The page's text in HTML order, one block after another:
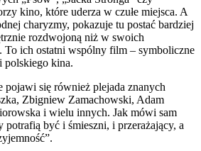
kino, które uderza w czułe miejsca. A
charyzmy, pokazuje tu postać bardziej
rozdwojoną niż w swoich
To ich ostatni wspólny film – symboliczne
polskiego kina.
pojawi się również plejada znanych
Zbigniew Zamachowski, Adam
i wielu innych. Jak mówi sam
być i śmieszni, i przerażający, a